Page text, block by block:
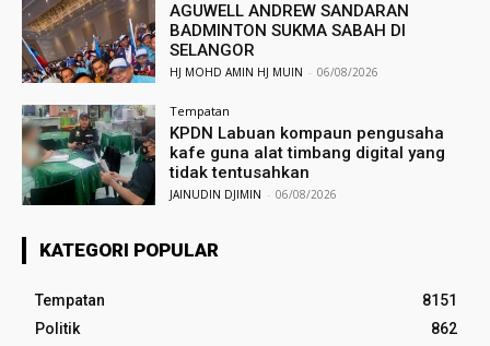
AGUWELL ANDREW SANDARAN
BADMINTON SUKMA SABAH DI
SELANGOR
HJ MOHD AMIN HJ MUIN - 06/08/2026
Tempatan
KPDN Labuan kompaun pengusaha
kafe guna alat timbang digital yang
tidak tentusahkan
JAINUDIN DJIMIN - 06/08/2026
KATEGORI POPULAR
Tempatan
8151
Politik
862